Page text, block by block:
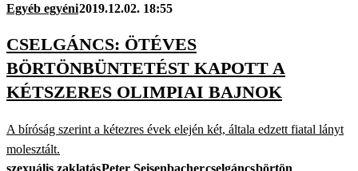
Egyéb egyéni2019.12.02. 18:55
CSELGÁNCS: ÖTÉVES
BÖRTÖNBÜNTETÉST KAPOTT A
KÉTSZERES OLIMPIAI BAJNOK
A bíróság szerint a kétezres évek elején két, általa edzett fiatal lányt
molesztált.
szexuális zaklatásPeter Seisenbachercselgáncsbörtön